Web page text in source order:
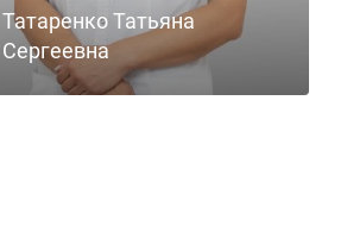
Татаренко Татьяна
Сергеевна